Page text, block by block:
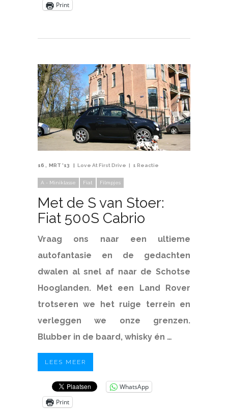
Print
16 MRT '13 Love At First Drive 1 Reactie
A - Miniklasse Fiat Filmpjes
Met de S van Stoer:
Fiat 500S Cabrio
Vraag ons naar een ultieme
autofantasie en de gedachten
dwalen al snel af naar de Schotse
Hooglanden. Met een Land Rover
trotseren we het ruige terrein en
verleggen we onze grenzen.
Blubber in de baard, whisky én …
LEES MEER
WhatsApp
Print